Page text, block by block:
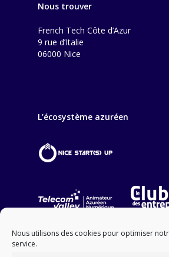
Nous utilisons des cookies pour optimiser
service.
Nous trouver
French Tech Côte d’Azur
9 rue d’Italie
06000 Nice
L’écosystème azuréen